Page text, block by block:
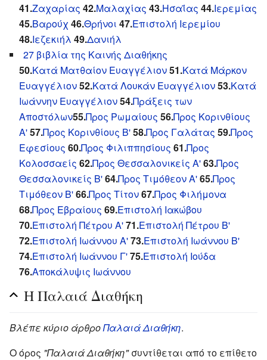
41.Ζαχαρίας 42.Μαλαχίας 43.Ησαΐας 44.Ιερεμίας
45.Βαρούχ 46.Θρήνοι 47.Επιστολή Ιερεμίου
48.Ιεζεκιήλ 49.Δανιήλ
27 βιβλία της Καινής Διαθήκης
50.Κατά Ματθαίον Ευαγγέλιον51.Κατά Μάρκον
Ευαγγέλιον52.Κατά Λουκάν Ευαγγέλιον53.Κατά
Ιωάννην Ευαγγέλιον54.Πράξεις των
Αποστόλων55.Προς Ρωμαίους 56.Προς Κορινθίους
Α'57.Προς Κορινθίους Β'58.Προς Γαλάτας 59.Προς
Εφεσίους 60.Προς Φιλιππησίους 61.Προς
Κολοσσαείς 62.Προς Θεσσαλονικείς Α'63.Προς
Θεσσαλονικείς Β'64.Προς Τιμόθεον Α'65.Προς
Τιμόθεον Β'66.Προς Τίτον67.Προς Φιλήμονα
68.Προς Εβραίους 69.Επιστολή Ιακώβου
70.Επιστολή Πέτρου Α'71.Επιστολή Πέτρου Β'
72.Eπιστολή Ιωάννου Α'73.Eπιστολή Ιωάννου Β'
74.Eπιστολή Ιωάννου Γ'75.Επιστολή Ιούδα
76.Αποκάλυψις Ιωάννου
Η Παλαιά Διαθήκη
Βλέπε κύριο άρθροΠαλαιά Διαθήκη.
Ο όρος "Παλαιά Διαθήκη"συντίθεται από το επίθετο